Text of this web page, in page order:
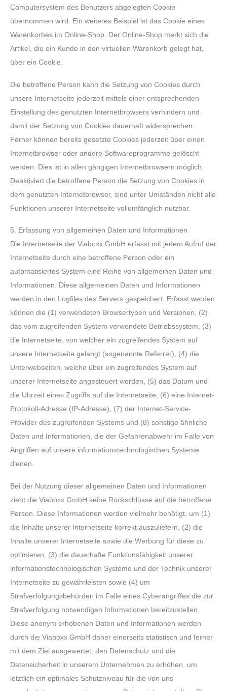
Computersystem des Benutzers abgelegten Cookie
übernommen wird. Ein weiteres Beispiel ist das Cookie eines
Warenkorbes im Online-Shop. Der Online-Shop merkt sich die
Artikel, die ein Kunde in den virtuellen Warenkorb gelegt hat,
über ein Cookie.
Die betroffene Person kann die Setzung von Cookies durch
unsere Internetseite jederzeit mittels einer entsprechenden
Einstellung des genutzten Internetbrowsers verhindern und
damit der Setzung von Cookies dauerhaft widersprechen.
Ferner können bereits gesetzte Cookies jederzeit über einen
Internetbrowser oder andere Softwareprogramme gelöscht
werden. Dies ist in allen gängigen Internetbrowsern möglich.
Deaktiviert die betroffene Person die Setzung von Cookies in
dem genutzten Internetbrowser, sind unter Umständen nicht alle
Funktionen unserer Internetseite vollumfänglich nutzbar.
5. Erfassung von allgemeinen Daten und Informationen
Die Internetseite der Viaboxx GmbH erfasst mit jedem Aufruf der
Internetseite durch eine betroffene Person oder ein
automatisiertes System eine Reihe von allgemeinen Daten und
Informationen. Diese allgemeinen Daten und Informationen
werden in den Logfiles des Servers gespeichert. Erfasst werden
können die (1) verwendeten Browsertypen und Versionen, (2)
das vom zugreifenden System verwendete Betriebssystem, (3)
die Internetseite, von welcher ein zugreifendes System auf
unsere Internetseite gelangt (sogenannte Referrer), (4) die
Unterwebseiten, welche über ein zugreifendes System auf
unserer Internetseite angesteuert werden, (5) das Datum und
die Uhrzeit eines Zugriffs auf die Internetseite, (6) eine Internet-
Protokoll-Adresse (IP-Adresse), (7) der Internet-Service-
Provider des zugreifenden Systems und (8) sonstige ähnliche
Daten und Informationen, die der Gefahrenabwehr im Falle von
Angriffen auf unsere informationstechnologischen Systeme
dienen.
Bei der Nutzung dieser allgemeinen Daten und Informationen
zieht die Viaboxx GmbH keine Rückschlüsse auf die betroffene
Person. Diese Informationen werden vielmehr benötigt, um (1)
die Inhalte unserer Internetseite korrekt auszuliefern, (2) die
Inhalte unserer Internetseite sowie die Werbung für diese zu
optimieren, (3) die dauerhafte Funktionsfähigkeit unserer
informationstechnologischen Systeme und der Technik unserer
Internetseite zu gewährleisten sowie (4) um
Strafverfolgungsbehörden im Falle eines Cyberangriffes die zur
Strafverfolgung notwendigen Informationen bereitzustellen.
Diese anonym erhobenen Daten und Informationen werden
durch die Viaboxx GmbH daher einerseits statistisch und ferner
mit dem Ziel ausgewertet, den Datenschutz und die
Datensicherheit in unserem Unternehmen zu erhöhen, um
letztlich ein optimales Schutzniveau für die von uns